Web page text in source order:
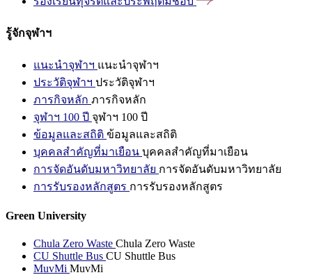
รู้จักจุฬาฯ
แนะนำจุฬาฯ แนะนำจุฬาฯ
ประวัติจุฬาฯ ประวัติจุฬาฯ
ภารกิจหลัก ภารกิจหลัก
จุฬาฯ 100 ปี จุฬาฯ 100 ปี
ข้อมูลและสถิติ ข้อมูลและสถิติ
บุคคลสำคัญที่มาเยือน บุคคลสำคัญที่มาเยือน
การจัดอันดับมหาวิทยาลัย การจัดอันดับมหาวิทยาลัย
การรับรองหลักสูตร การรับรองหลักสูตร
Green University
Chula Zero Waste Chula Zero Waste
CU Shuttle Bus CU Shuttle Bus
MuvMi MuvMi